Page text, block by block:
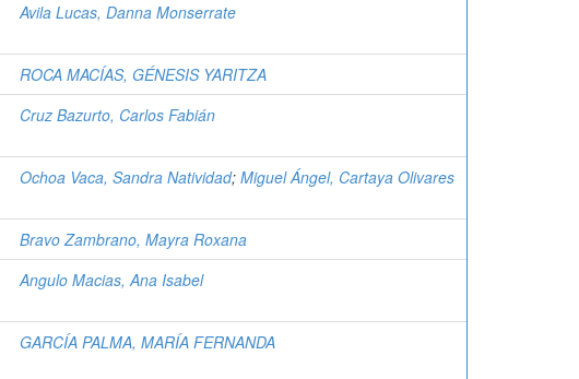
Avila Lucas, Danna Monserrate
ROCA MACÍAS, GÉNESIS YARITZA
Cruz Bazurto, Carlos Fabián
Ochoa Vaca, Sandra Natividad; Miguel Ángel, Cartaya Olivares
Bravo Zambrano, Mayra Roxana
Angulo Macias, Ana Isabel
GARCÍA PALMA, MARÍA FERNANDA